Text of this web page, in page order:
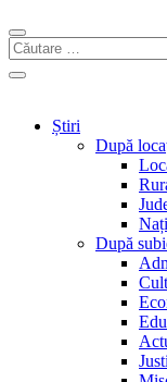
Știri
După
După